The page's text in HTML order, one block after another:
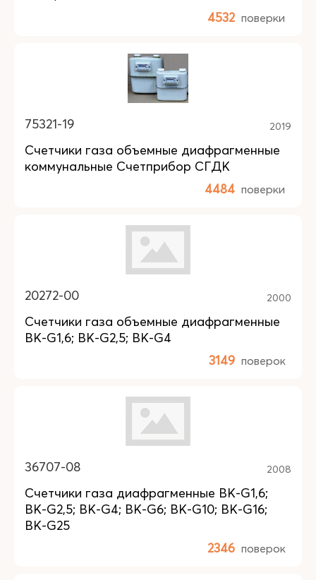
4532 поверки
75321-19 2019
Счетчики газа объемные диафрагменные
коммунальные Счетприбор СГДК
4484 поверки
20272-00 2000
Счетчики газа объемные диафрагменные
BK-G1,6; BK-G2,5; BK-G4
3149 поверок
36707-08 2008
Счетчики газа диафрагменные BK-G1,6;
BK-G2,5; BK-G4; BK-G6; BK-G10; BK-G16;
BK-G25
2346 поверок